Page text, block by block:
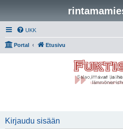
UKK
Portal Etusivu
Kirjaudu sisään